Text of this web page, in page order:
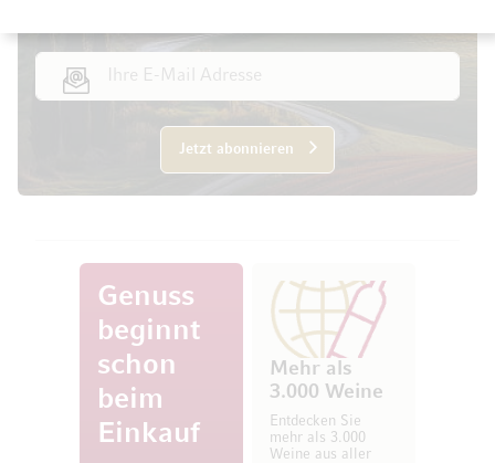
Jetzt abonnieren
Genuss
beginnt
schon
beim
Einkauf
Mehr als
3.000 Weine
Entdecken Sie
mehr als 3.000
Weine aus aller